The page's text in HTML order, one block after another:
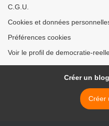
C.G.U.
Cookies et données
Préférences cookies
Voir le profil de democratie-
Créer un
Créer